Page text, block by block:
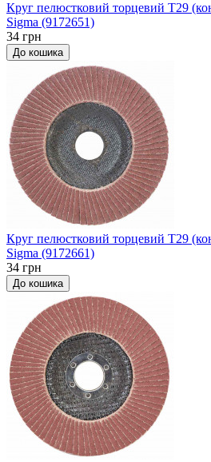
Круг пелюстковий торцевий Т29
Sigma (9172651)
34 грн
До кошика
Круг пелюстковий торцевий Т29
Sigma (9172661)
34 грн
До кошика